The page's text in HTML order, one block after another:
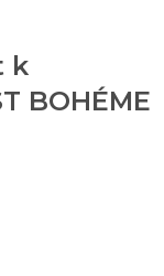
k
BOHÉME